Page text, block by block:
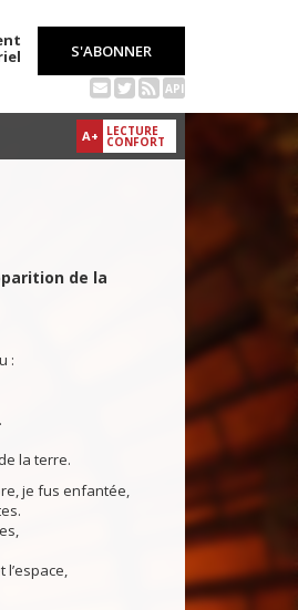
S'ABONNER
API
A+ LECTURE
CONFORT
de la
:
la terre.
je fus enfantée,